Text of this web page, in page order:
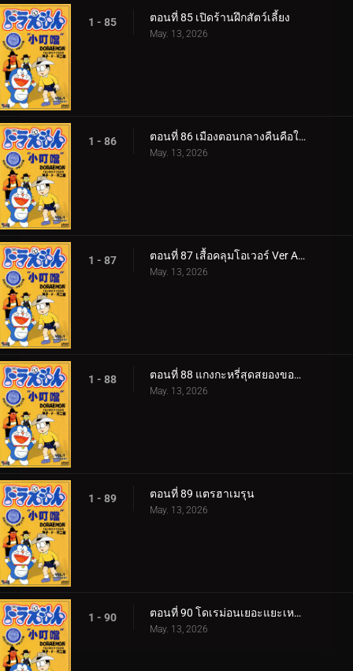
1 - 85 ตอนที่ 85 เปิดร้านฝึกสัตว์เลี้ยง
May. 13, 2026
1 - 86 ตอนที่ 86 เมืองตอนกลางคืนคือใต้ทะเลลึก v1
May. 13, 2026
1 - 87 ตอนที่ 87 เสื้อคลุมโอเวอร์ Ver Anime 1
May. 13, 2026
1 - 88 ตอนที่ 88 แกงกะหรี่สุดสยองของไจโกะ
May. 13, 2026
1 - 89 ตอนที่ 89 แตรฮาเมรุน
May. 13, 2026
1 - 90 ตอนที่ 90 โดเรม่อนเยอะแยะเหลือเกิน
May. 13, 2026